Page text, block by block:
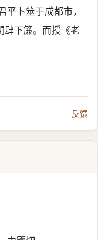
平卜筮于成都市，
肆下簾。而授《老
反馈